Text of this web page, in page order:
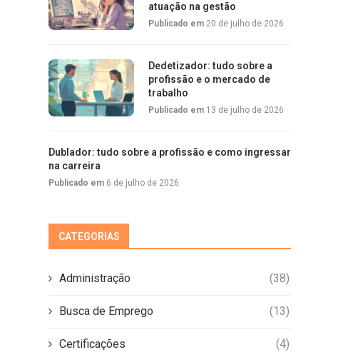
atuação na gestão
Publicado em 20 de julho de 2026
Dedetizador: tudo sobre a
profissão e o mercado de
trabalho
Publicado em 13 de julho de 2026
Dublador: tudo sobre a profissão e como ingressar
na carreira
Publicado em 6 de julho de 2026
CATEGORIAS
Administração (38)
Busca de Emprego (13)
Certificações (4)